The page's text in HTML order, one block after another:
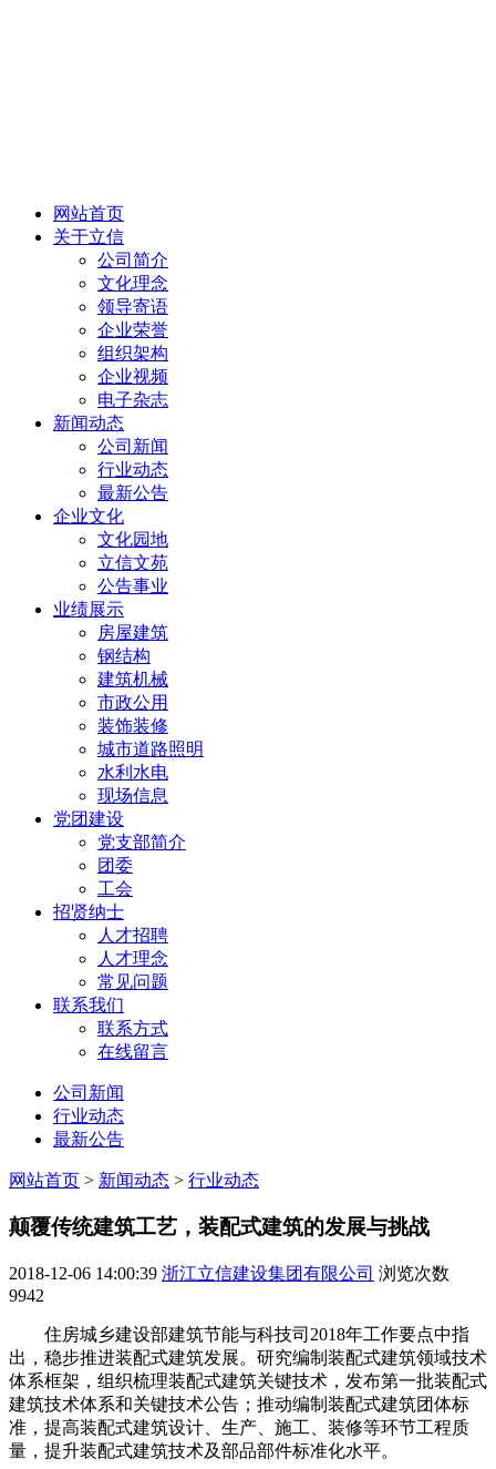
网站首页
关于立信
公司简介
文化理念
领导寄语
企业荣誉
组织架构
企业视频
电子杂志
新闻动态
公司新闻
行业动态
最新公告
企业文化
文化园地
立信文苑
公告事业
业绩展示
房屋建筑
钢结构
建筑机械
市政公用
装饰装修
城市道路照明
水利水电
现场信息
党团建设
党支部简介
团委
工会
招贤纳士
人才招聘
人才理念
常见问题
联系我们
联系方式
在线留言
公司新闻
行业动态
最新公告
网站首页 > 新闻动态 > 行业动态
颠覆传统建筑工艺，装配式建筑的发展与挑战
2018-12-06 14:00:39 浙江立信建设集团有限公司 浏览次数
9942
住房城乡建设部建筑节能与科技司2018年工作要点中指
出，稳步推进装配式建筑发展。研究编制装配式建筑领域技术
体系框架，组织梳理装配式建筑关键技术，发布第一批装配式
建筑技术体系和关键技术公告；推动编制装配式建筑团体标
准，提高装配式建筑设计、生产、施工、装修等环节工程质
量，提升装配式建筑技术及部品部件标准化水平。